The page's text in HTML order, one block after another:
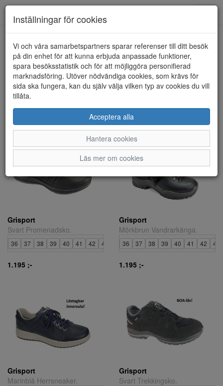
Grisport (11 artiklar)
Sortera efter:
Grisport
Svart Promenadsko.
36 37 38 39 40 41 42 43 45 46 47
1.195 ;-
Grisport
Mörkbrun Vandrarkänga.
36 37 38 39 40 41 42 43
1.195 ;-
Grisport
Marinblå Herrsneaker.
Grisport
Svart Trekkingsko.
Inställningar för cookies
Vi och våra samarbetspartners sparar referenser till ditt besök
på din enhet för att kunna erbjuda anpassade funktioner,
spara besöksstatistik och för att möjliggöra personifierad
marknadsföring. Utöver nödvändiga cookies, som krävs för
sida ska fungera, kan du själv välja vilken typ av cookies du vill
tillåta.
Acceptera alla
Hantera cookies
Läs mer om cookies